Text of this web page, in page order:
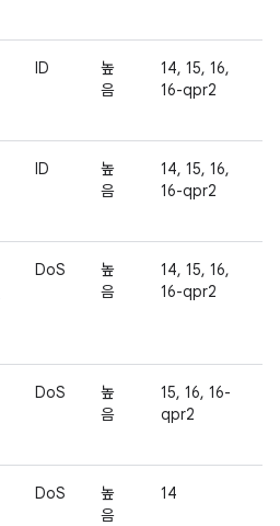
ID
높
음
14, 15, 16,
16-qpr2
ID
높
음
14, 15, 16,
16-qpr2
DoS
높
음
14, 15, 16,
16-qpr2
DoS
높
음
15, 16, 16-
qpr2
DoS
높
음
14